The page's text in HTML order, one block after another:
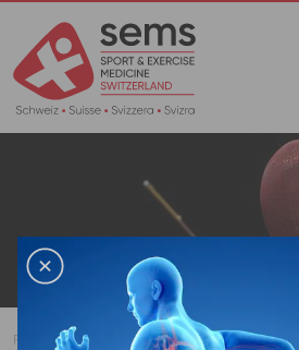
Page d'accueil Agenda Archives